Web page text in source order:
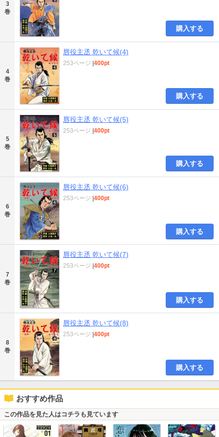
3
巻
購入する
4
巻
唇役主丞 乾いて候(4)
253ページ 400pt
購入する
5
巻
唇役主丞 乾いて候(5)
253ページ 400pt
購入する
6
巻
唇役主丞 乾いて候(6)
253ページ 400pt
購入する
7
巻
唇役主丞 乾いて候(7)
253ページ 400pt
購入する
8
巻
唇役主丞 乾いて候(8)
253ページ 400pt
購入する
おすすめ作品
この作品を見た人はコチラも見ています